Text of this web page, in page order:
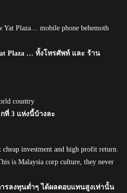
Yat Plaza… mobile phone behemoth
Plaza … ทั้งโทรศัพท์ และ ร้าน
country
ที่ 3 แห่งนี้บ้างละ
investment and high profit return.
is Malaysia corp culture, they never
รลงทุนต่ำๆ ได้ผลตอบแทนสูงเท่านั้น